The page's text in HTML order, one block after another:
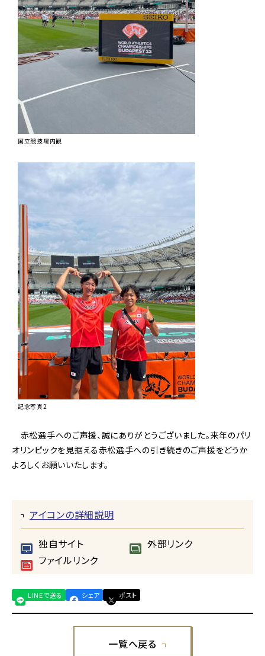
国立競技場内観
記念写真2
赤松選手へのご声援、誠にありがとうございました。来年のパリ
オリンピックを見据える赤松選手への引き続きのご声援をどうか
よろしくお願いいたします。
アイコンの詳細説明
独自サイト
外部リンク
ファイルリンク
LINEで送る シェア ポスト
一覧へ戻る